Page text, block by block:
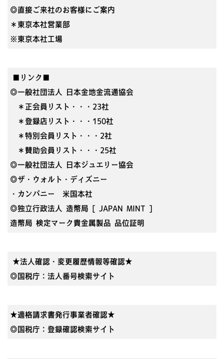
◎直接ご来社のお客様にご案内
＊東京本社営業部
※東京本社工場
■リンク■
◎一般社団法人 日本金地金流通協会
＊正会員リスト・・・23社
＊登録店リスト・・・150社
＊特別会員リスト・・・2社
＊賛助会員リスト・・・25社
◎一般社団法人 日本ジュエリー協会
◎ザ・ウォルト・ディズニー
・カンパニー 米国本社
◎独立行政法人 造幣局 [ JAPAN MINT ]
造幣局 検定マーク貴金属製品 品位証明
★法人確認・変更履歴情報等確認★
◎国税庁：法人番号検索サイト
★適格請求書発行事業者確認★
◎国税庁：登録確認検索サイト